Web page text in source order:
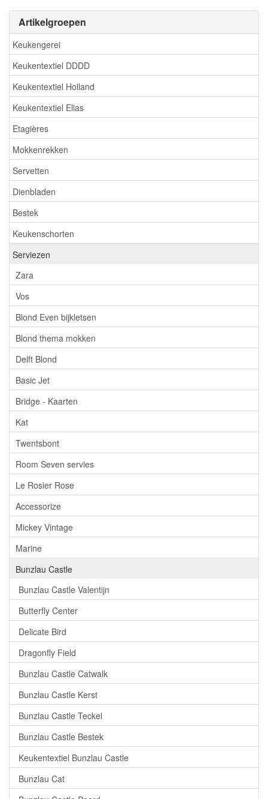
Artikelgroepen
Keukengerei
Keukentextiel DDDD
Keukentextiel Holland
Keukentextiel Elias
Etagières
Mokkenrekken
Servetten
Dienbladen
Bestek
Keukenschorten
Serviezen
Zara
Vos
Blond Even bijkletsen
Blond thema mokken
Delft Blond
Basic Jet
Bridge - Kaarten
Kat
Twentsbont
Room Seven servies
Le Rosier Rose
Accessorize
Mickey Vintage
Marine
Bunzlau Castle
Bunzlau Castle Valentijn
Butterfly Center
Delicate Bird
Dragonfly Field
Bunzlau Castle Catwalk
Bunzlau Castle Kerst
Bunzlau Castle Teckel
Bunzlau Castle Bestek
Keukentextiel Bunzlau Castle
Bunzlau Cat